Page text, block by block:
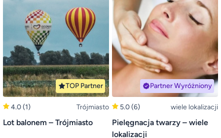
TOP Partner
4.0(1) Trójmiasto
Lot balonem – Trójmiasto
Partner Wyróżniony
5.0(6) wiele lokalizacji
Pielęgnacja twarzy – wiele
lokalizacji